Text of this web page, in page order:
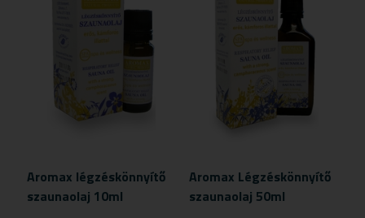
Aromax légzéskönnyítő
szaunaolaj 10ml
Aromax Légzéskönnyítő
szaunaolaj 50ml